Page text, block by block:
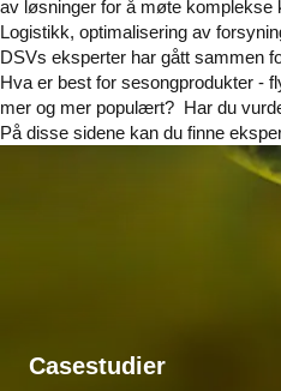
av løsninger for å møte komplekse
Logistikk, optimalisering av
DSVs eksperter har gått sammen
Hva er best for sesongprodukter -
mer og mer populært? Har du
På disse sidene kan du finne
Casestudier